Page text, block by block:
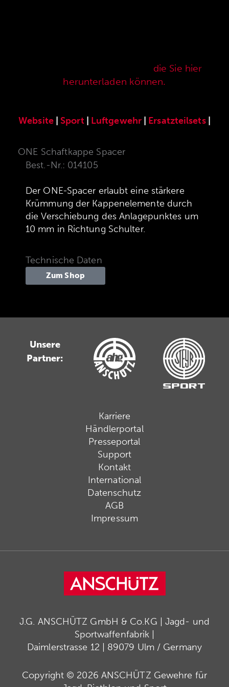
die Sie hier
herunterladen können.
Website|Sport| Luftgewehr| Ersatzteilsets|
ONE Schaftkappe Spacer
Best.-Nr.: 014105
Der ONE-Spacer erlaubt eine stärkere
Krümmung der Kappenelemente durch
die Verschiebung des Anlagepunktes um
10 mm in Richtung Schulter.
Technische Daten
Zum Shop
Unsere
Partner:
Karriere
Händlerportal
Presseportal
Support
Kontakt
International
Datenschutz
AGB
Impressum
J.G. ANSCHÜTZ GmbH & Co.KG | Jagd- und
Sportwaffenfabrik |
Daimlerstrasse 12 | 89079 Ulm / Germany
Copyright © 2026 ANSCHÜTZ Gewehre für